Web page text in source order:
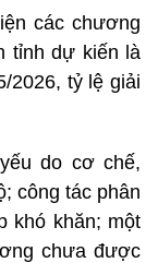
các chương
tỉnh dự kiến là
2026, tỷ lệ giải
do cơ chế,
công tác phân
khó khăn; một
chưa được